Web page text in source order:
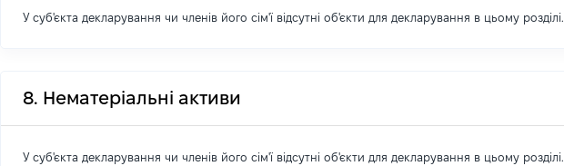
У суб'єкта декларування чи членів його сім'ї відсутні об'єкти для декларування в цьому розділі.
8. Нематеріальні активи
У суб'єкта декларування чи членів його сім'ї відсутні об'єкти для декларування в цьому розділі.